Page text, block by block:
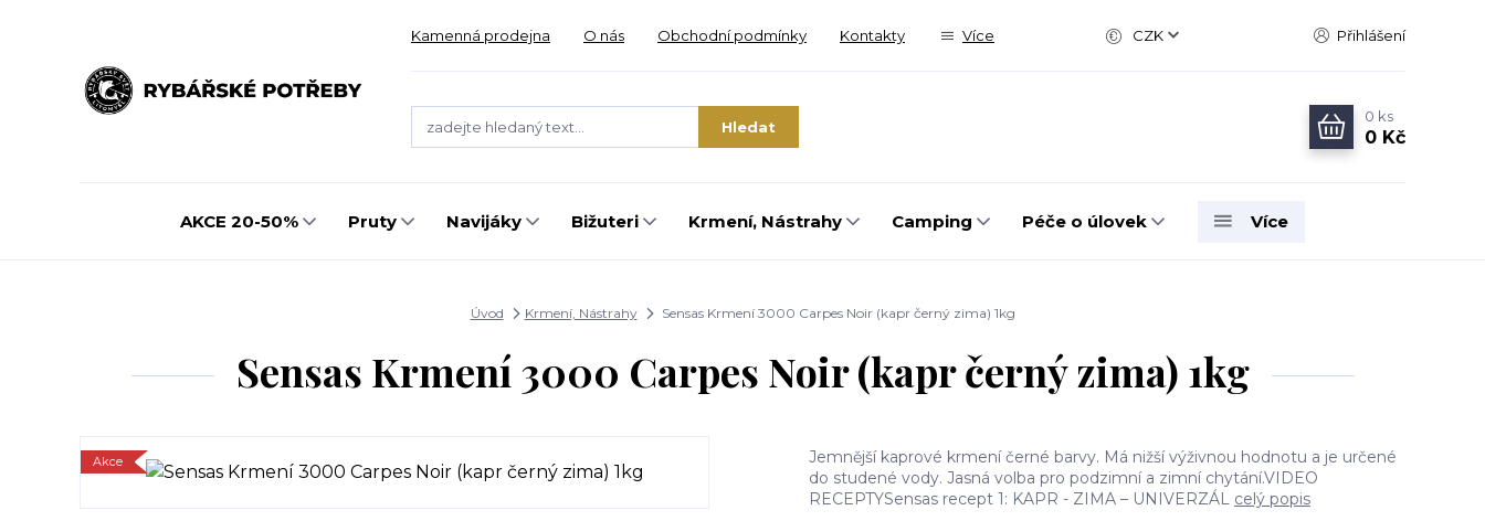
Kamenná prodejna O nás Obchodní podmínky Kontakty Více CZK Přihlášení
Hledat
0 ks
0 Kč
AKCE 20-50% Pruty Navijáky Bižuteri Krmení, Nástrahy Camping Péče o úlovek Více
Úvod Krmení, Nástrahy Sensas Krmení 3000 Carpes Noir (kapr černý zima) 1kg
Sensas Krmení 3000 Carpes Noir (kapr černý zima) 1kg
Akce
Jemnější kaprové krmení černé barvy. Má nižší výživnou hodnotu a je určené
do studené vody. Jasná volba pro podzimní a zimní chytání.VIDEO
RECEPTYSensas recept 1: KAPR - ZIMA – UNIVERZÁL celý popis